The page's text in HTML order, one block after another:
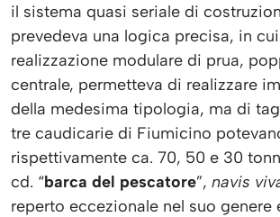
il sistema quasi seriale di
prevedeva una logica precisa, in
realizzazione modulare di prua,
centrale, permetteva di realizzare
della medesima tipologia, ma di
tre caudicarie di Fiumicino
rispettivamente ca. 70, 50 e 30
cd. “barca del pescatore”, navis
reperto eccezionale nel suo genere